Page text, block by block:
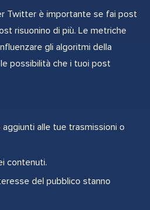
Twitter è importante se fai post
risuonino di più. Le metriche
gli algoritmi della
possibilità che i tuoi post
alle tue trasmissioni o
contenuti.
del pubblico stanno